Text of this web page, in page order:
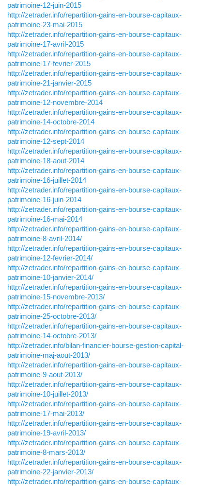
patrimoine-12-juin-2015
http://zetrader.info/repartition-gains-en-bourse-capitaux-
patrimoine-23-mai-2015
http://zetrader.info/repartition-gains-en-bourse-capitaux-
patrimoine-17-avril-2015
http://zetrader.info/repartition-gains-en-bourse-capitaux-
patrimoine-17-fevrier-2015
http://zetrader.info/repartition-gains-en-bourse-capitaux-
patrimoine-21-janvier-2015
http://zetrader.info/repartition-gains-en-bourse-capitaux-
patrimoine-12-novembre-2014
http://zetrader.info/repartition-gains-en-bourse-capitaux-
patrimoine-14-octobre-2014
http://zetrader.info/repartition-gains-en-bourse-capitaux-
patrimoine-12-sept-2014
http://zetrader.info/repartition-gains-en-bourse-capitaux-
patrimoine-18-aout-2014
http://zetrader.info/repartition-gains-en-bourse-capitaux-
patrimoine-16-juillet-2014
http://zetrader.info/repartition-gains-en-bourse-capitaux-
patrimoine-16-juin-2014
http://zetrader.info/repartition-gains-en-bourse-capitaux-
patrimoine-16-mai-2014
http://zetrader.info/repartition-gains-en-bourse-capitaux-
patrimoine-8-avril-2014/
http://zetrader.info/repartition-gains-en-bourse-capitaux-
patrimoine-12-fevrier-2014/
http://zetrader.info/repartition-gains-en-bourse-capitaux-
patrimoine-10-janvier-2014/
http://zetrader.info/repartition-gains-en-bourse-capitaux-
patrimoine-15-novembre-2013/
http://zetrader.info/repartition-gains-en-bourse-capitaux-
patrimoine-25-octobre-2013/
http://zetrader.info/repartition-gains-en-bourse-capitaux-
patrimoine-14-octobre-2013/
http://zetrader.info/bilan-financier-bourse-gestion-capital-
patrimoine-maj-aout-2013/
http://zetrader.info/repartition-gains-en-bourse-capitaux-
patrimoine-9-aout-2013/
http://zetrader.info/repartition-gains-en-bourse-capitaux-
patrimoine-10-juillet-2013/
http://zetrader.info/repartition-gains-en-bourse-capitaux-
patrimoine-17-mai-2013/
http://zetrader.info/repartition-gains-en-bourse-capitaux-
patrimoine-19-avril-2013/
http://zetrader.info/repartition-gains-en-bourse-capitaux-
patrimoine-8-mars-2013/
http://zetrader.info/repartition-gains-en-bourse-capitaux-
patrimoine-22-janvier-2013/
http://zetrader.info/repartition-gains-en-bourse-capitaux-